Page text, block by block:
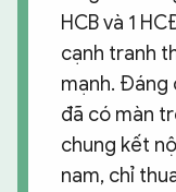
HCB và 1
cạnh tranh
mạnh. Đáng
đã có màn
chung kết
nam, chỉ